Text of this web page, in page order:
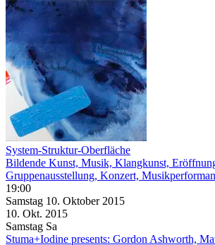
System-Struktur-Oberfläche
Bildende Kunst, Musik, Klangkunst,
Gruppenausstellung, Konzert,
19:00
Samstag 10. Oktober 2015
10. Okt. 2015
Samstag Sa
Stuma+Iodine presents: Gordon Ashworth,